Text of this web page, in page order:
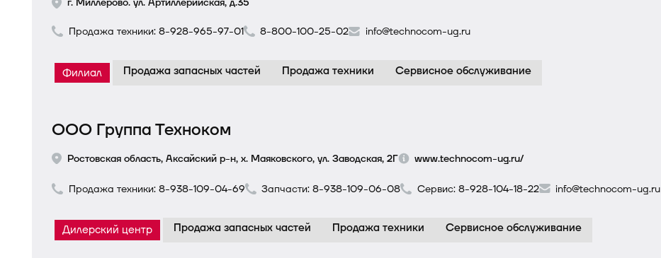
Продажа техники: 8-928-965-97-01 8-800-100-25-02 info@technocom-ug.ru
Филиал Продажа запасных частей Продажа техники Сервисное обслуживание
ООО Группа Техноком
Ростовская область, Аксайский р-н, х. Маяковского, ул. Заводская, 2Г www.technocom-ug.ru/
Продажа техники: 8-938-109-04-69 Запчасти: 8-938-109-06-08 Сервис: 8-928-104-18-22 info@technocom-ug.ru
Дилерский центр Продажа запасных частей Продажа техники Сервисное обслуживание